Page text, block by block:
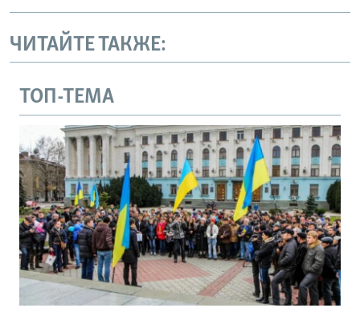
ЧИТАЙТЕ ТАКЖЕ:
ТОП-ТЕМА